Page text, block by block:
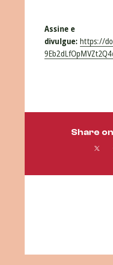
Assine e
divulgue: https://
Share